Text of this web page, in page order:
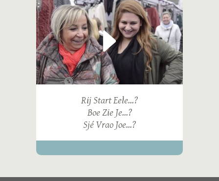
Rij Start Eele...?
Boe Zie Je...?
Sjé Vrao Joe...?